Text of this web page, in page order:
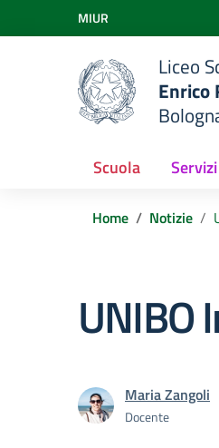
Vai ai contenuti
Vai al menu di navigazione
Vai al footer
MIUR
Liceo
Enrico
Scuola Servizi
Home Notizie
UNIBO
Maria Zangoli
Docente